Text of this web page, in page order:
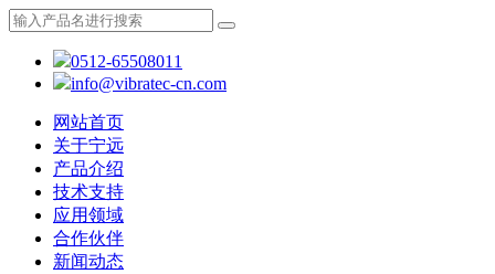
0512-65508011
info@vibratec-cn.com
网站首页
关于宁远
产品介绍
技术支持
应用领域
合作伙伴
新闻动态